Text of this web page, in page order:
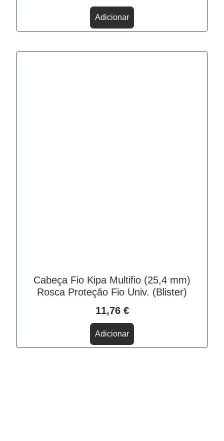
Adicionar
Cabeça Fio Kipa Multifio (25,4 mm)
Rosca Proteção Fio Univ. (Blister)
11,76 €
Adicionar